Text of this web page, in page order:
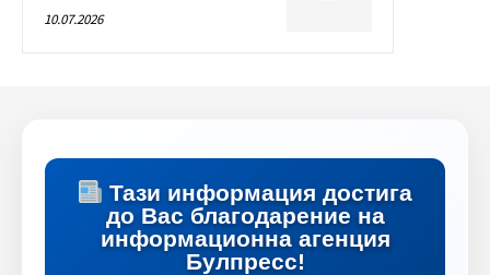
10.07.2026
Тази информация достига
до Вас благодарение на
информационна агенция
Булпресс!